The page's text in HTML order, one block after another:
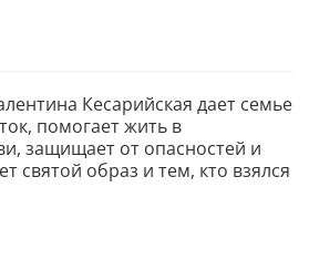
Кесарийская дает семье
помогает жить в
защищает от опасностей и
святой образ и тем, кто взялся